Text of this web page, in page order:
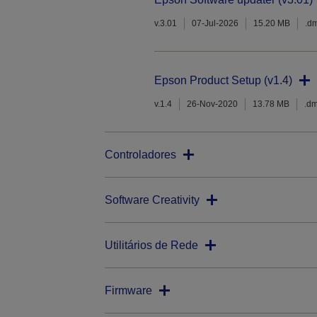
v.3.01 07-Jul-2026 15.20 MB
Epson Product Setup (v1.4)
v.1.4 26-Nov-2020 13.78 MB
Controladores
Software Creativity
Utilitários de Rede
Firmware